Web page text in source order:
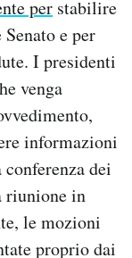
per stabilire
e per
I presidenti
venga
informazioni
dei
riunione in
le mozioni
proprio dai